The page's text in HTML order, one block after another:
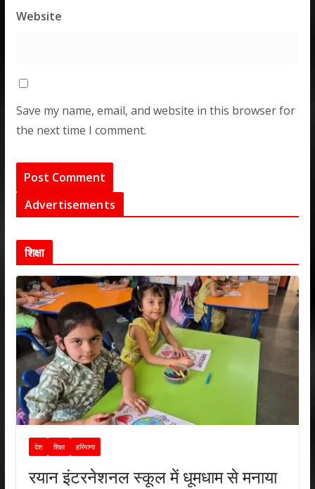
Website
Save my name, email, and website in this browser for
the next time I comment.
Advertisements
शिक्षा
देश शिक्षा हरियाणा
रयान इंटरनेशनल स्कूल में धूमधाम से मनाया